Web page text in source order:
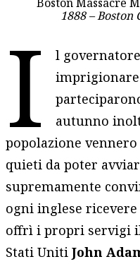
1888 – Boston
I
l
autunno
popolazione
quieti da poter
supremamente
ogni inglese
offrì i propri servigi
Stati UnitiJohn